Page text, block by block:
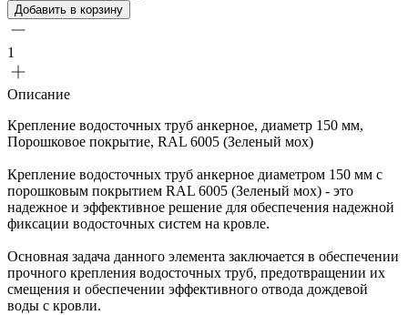
Добавить в корзину
1
Описание
Крепление водосточных труб анкерное, диаметр 150 мм,
Порошковое покрытие, RAL 6005 (Зеленый мох)
Крепление водосточных труб анкерное диаметром 150 мм с
порошковым покрытием RAL 6005 (Зеленый мох) - это
надежное и эффективное решение для обеспечения надежной
фиксации водосточных систем на кровле.
Основная задача данного элемента заключается в обеспечении
прочного крепления водосточных труб, предотвращении их
смещения и обеспечении эффективного отвода дождевой
воды с кровли.